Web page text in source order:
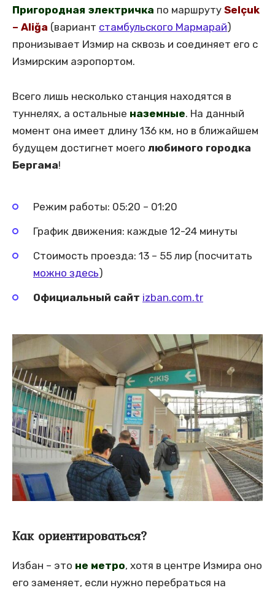
Пригородная электричка по маршруту Selçuk
– Aliğa (вариант стамбульского Мармарай)
пронизывает Измир на сквозь и соединяет его с
Измирским аэропортом.
Всего лишь несколько станция находятся в
туннелях, а остальные наземные. На данный
момент она имеет длину 136 км, но в ближайшем
будущем достигнет моего любимого городка
Бергама!
Режим работы: 05:20 – 01:20
График движения: каждые 12-24 минуты
Стоимость проезда: 13 – 55 лир (посчитать
можно здесь)
Официальный сайт izban.com.tr
Как ориентироваться?
Избан – это не метро, хотя в центре Измира оно
его заменяет, если нужно перебраться на